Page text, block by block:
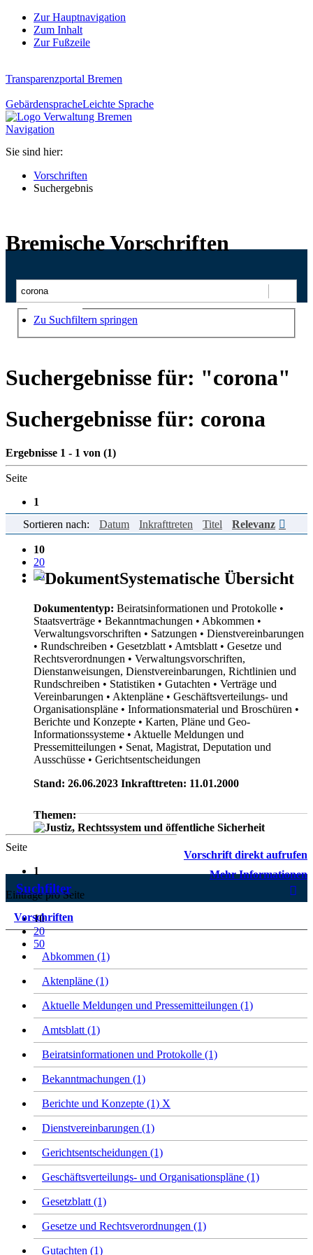
Zur Hauptnavigation
Zum Inhalt
Zur Fußzeile
Transparenzportal Bremen
GebärdenspracheLeichte Sprache
Navigation
Sie sind hier:
Vorschriften
Suchergebnis
Bremische Vorschriften
Suchen
Zu Suchfiltern springen
Suchergebnisse für: "corona"
Suchergebnisse für: corona
Ergebnisse 1 - 1 von (1)
Seite
1
Einträge pro Seite
10
20
50
Sortieren nach: Datum Inkrafttreten Titel Relevanz
Systematische Übersicht
Dokumententyp: Beiratsinformationen und Protokolle •
Staatsverträge • Bekanntmachungen • Abkommen •
Verwaltungsvorschriften • Satzungen • Dienstvereinbarungen
• Rundschreiben • Gesetzblatt • Amtsblatt • Gesetze und
Rechtsverordnungen • Verwaltungsvorschriften,
Dienstanweisungen, Dienstvereinbarungen, Richtlinien und
Rundschreiben • Statistiken • Gutachten • Verträge und
Vereinbarungen • Aktenpläne • Geschäftsverteilungs- und
Organisationspläne • Informationsmaterial und Broschüren •
Berichte und Konzepte • Karten, Pläne und Geo-
Informationssysteme • Aktuelle Meldungen und
Pressemitteilungen • Senat, Magistrat, Deputation und
Ausschüsse • Gerichtsentscheidungen
Stand: 26.06.2023 Inkrafttreten: 11.01.2000
Themen:
Vorschrift direkt aufrufen
Mehr Informationen
Seite
1
Einträge pro Seite
10
20
50
Suchfilter
Vorschriften
Abkommen (1)
Aktenpläne (1)
Aktuelle Meldungen und Pressemitteilungen (1)
Amtsblatt (1)
Beiratsinformationen und Protokolle (1)
Bekanntmachungen (1)
Berichte und Konzepte (1) X
Dienstvereinbarungen (1)
Gerichtsentscheidungen (1)
Geschäftsverteilungs- und Organisationspläne (1)
Gesetzblatt (1)
Gesetze und Rechtsverordnungen (1)
Gutachten (1)